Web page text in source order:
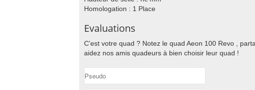
Homologation : 1 Place
Evaluations
C'est votre quad ? Notez le quad Aeon 100 Revo ,
aidez nos amis quadeurs à bien choisir leur quad !